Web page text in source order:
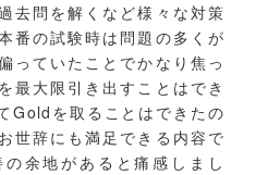
去問を解くなど様々な対策
番の試験時は問題の多くが
っていたことでかなり焦っ
最大限引き出すことはでき
Goldを取ることはできたの
世辞にも満足できる内容で
余地があると痛感しまし